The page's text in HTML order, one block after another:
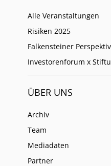
Alle Veranstaltungen
Risiken 2025
Falkensteiner
Investorenforum x
ÜBER UNS
Archiv
Team
Mediadaten
Partner